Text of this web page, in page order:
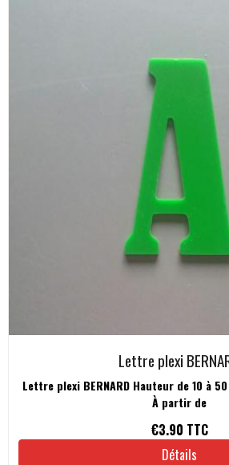
Lettre plexi
Lettre plexi BERNARD Hauteur de 10 à
À partir de
€3.90 TTC
Détails